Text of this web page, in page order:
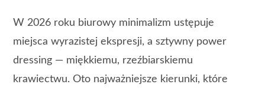
W 2026 roku biurowy minimalizm ustępuje
miejsca wyrazistej ekspresji, a sztywny power
dressing — miękkiemu, rzeźbiarskiemu
krawiectwu. Oto najważniejsze kierunki, które